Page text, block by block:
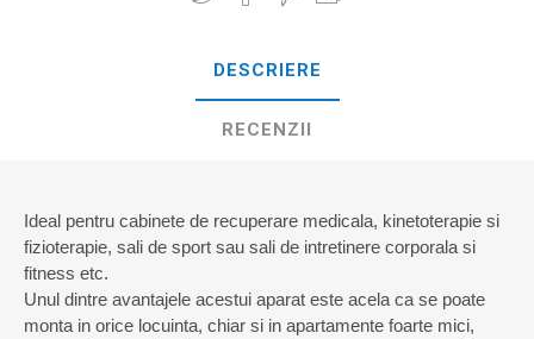
DESCRIERE
RECENZII
Ideal pentru cabinete de recuperare medicala, kinetoterapie si
fizioterapie, sali de sport sau sali de intretinere corporala si
fitness etc.
Unul dintre avantajele acestui aparat este acela ca se poate
monta in orice locuinta, chiar si in apartamente foarte mici,